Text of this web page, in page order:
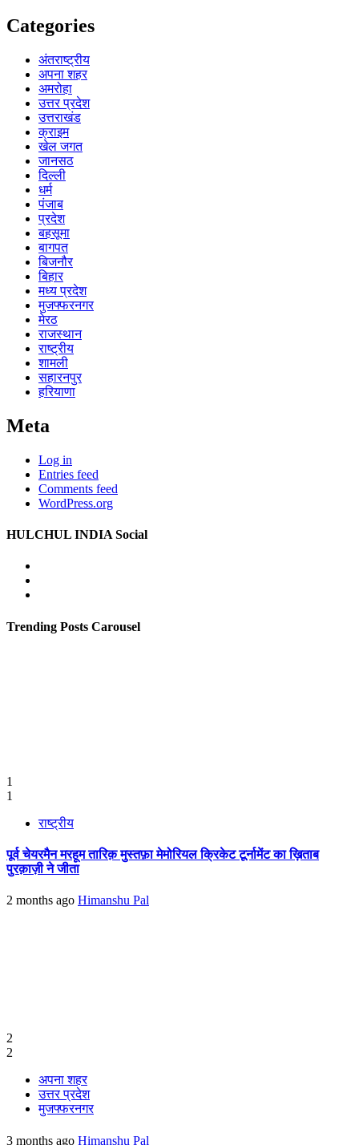
Categories
अंतराष्ट्रीय
अपना शहर
अमरोहा
उत्तर प्रदेश
उत्तराखंड
क्राइम
खेल जगत
जानसठ
दिल्ली
धर्म
पंजाब
प्रदेश
बहसूमा
बागपत
बिजनौर
बिहार
मध्य प्रदेश
मुजफ्फरनगर
मेरठ
राजस्थान
राष्ट्रीय
शामली
सहारनपुर
हरियाणा
Meta
Log in
Entries feed
Comments feed
WordPress.org
HULCHUL INDIA Social
Trending Posts Carousel
1
1
राष्ट्रीय
पूर्व चेयरमैन मरहूम तारिक़ मुस्तफ़ा मेमोरियल क्रिकेट टूर्नामेंट का ख़िताब
पुरक़ाज़ी ने जीता
2 months ago Himanshu Pal
2
2
अपना शहर
उत्तर प्रदेश
मुजफ्फरनगर
3 months ago Himanshu Pal